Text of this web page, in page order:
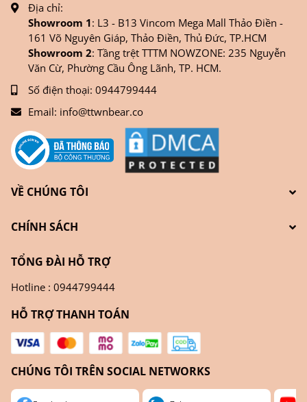
Địa chỉ:
Showroom 1: L3 - B13 Vincom Mega Mall Thảo Điền -
161 Võ Nguyên Giáp, Thảo Điền, Thủ Đức, TP.HCM
Showroom 2: Tầng trệt TTTM NOWZONE: 235 Nguyễn
Văn Cừ, Phường Cầu Ông Lãnh, TP. HCM.
Số điện thoại: 0944799444
Email: info@ttwnbear.co
VỀ CHÚNG TÔI
CHÍNH SÁCH
TỔNG ĐÀI HỖ TRỢ
Hotline : 0944799444
HỖ TRỢ THANH TOÁN
CHÚNG TÔI TRÊN SOCIAL NETWORKS